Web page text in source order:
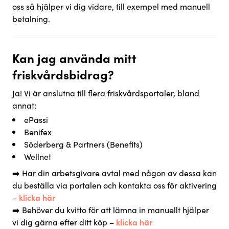
oss så hjälper vi dig vidare, till exempel med manuell
betalning.
Kan jag använda mitt
friskvårdsbidrag?
Ja! Vi är anslutna till flera friskvårdsportaler, bland
annat:
ePassi
Benifex
Söderberg & Partners (Benefits)
Wellnet
➡️ Har din arbetsgivare avtal med någon av dessa kan
du beställa via portalen och kontakta oss för aktivering
– klicka här
➡️ Behöver du kvitto för att lämna in manuellt hjälper
vi dig gärna efter ditt köp – klicka här